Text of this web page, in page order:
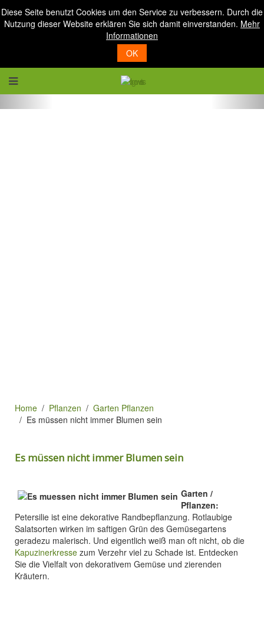
Diese Seite benutzt Cookies um den Service zu verbessern. Durch die
Nutzung dieser Website erklären Sie sich damit einverstanden. Mehr
Informationen
OK
Home Pflanzen
Garten Pflanzen
Es müssen nicht immer Blumen sein
Es müssen nicht immer Blumen sein
Garten /
Pflanzen:
Petersilie ist eine dekorative Randbepflanzung. Rotlaubige
Salatsorten wirken im saftigen Grün des Gemüsegartens
geradezu malerisch. Und eigentlich weiß man oft nicht, ob die
Kapuzinerkresse zum Verzehr viel zu Schade ist. Entdecken
Sie die Vielfalt von dekorativem Gemüse und zierenden
Kräutern.